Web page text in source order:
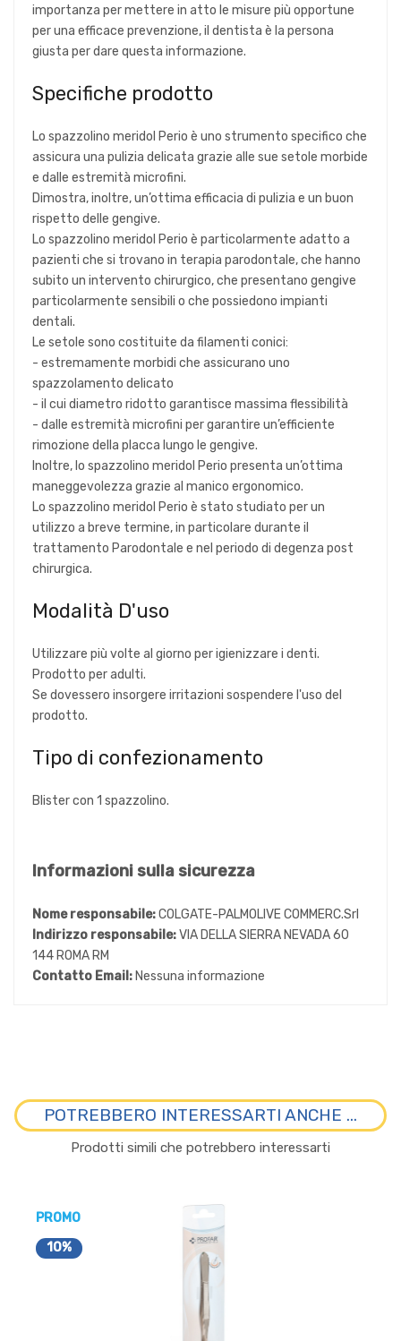
importanza per mettere in atto le misure più opportune
per una efficace prevenzione, il dentista è la persona
giusta per dare questa informazione.
Specifiche prodotto
Lo spazzolino meridol Perio è uno strumento specifico che
assicura una pulizia delicata grazie alle sue setole morbide
e dalle estremità microfini.
Dimostra, inoltre, un’ottima efficacia di pulizia e un buon
rispetto delle gengive.
Lo spazzolino meridol Perio è particolarmente adatto a
pazienti che si trovano in terapia parodontale, che hanno
subito un intervento chirurgico, che presentano gengive
particolarmente sensibili o che possiedono impianti
dentali.
Le setole sono costituite da filamenti conici:
- estremamente morbidi che assicurano uno
spazzolamento delicato
- il cui diametro ridotto garantisce massima flessibilità
- dalle estremità microfini per garantire un’efficiente
rimozione della placca lungo le gengive.
Inoltre, lo spazzolino meridol Perio presenta un’ottima
maneggevolezza grazie al manico ergonomico.
Lo spazzolino meridol Perio è stato studiato per un
utilizzo a breve termine, in particolare durante il
trattamento Parodontale e nel periodo di degenza post
chirurgica.
Modalità D'uso
Utilizzare più volte al giorno per igienizzare i denti.
Prodotto per adulti.
Se dovessero insorgere irritazioni sospendere l'uso del
prodotto.
Tipo di confezionamento
Blister con 1 spazzolino.
Informazioni sulla sicurezza
Nome responsabile:COLGATE-PALMOLIVE COMMERC.Srl
Indirizzo responsabile:VIA DELLA SIERRA NEVADA 60
144 ROMA RM
Contatto Email: Nessuna informazione
POTREBBERO INTERESSARTI ANCHE ...
Prodotti simili che potrebbero interessarti
PROMO
10%